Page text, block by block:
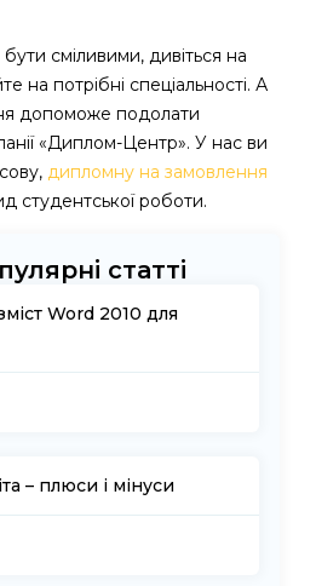
сміливими, дивіться на
на потрібні спеціальності. А
допоможе подолати
«Диплом-Центр». У нас ви
дипломну на замовлення
студентської роботи.
статті
Word 2010 для
– плюси і мінуси